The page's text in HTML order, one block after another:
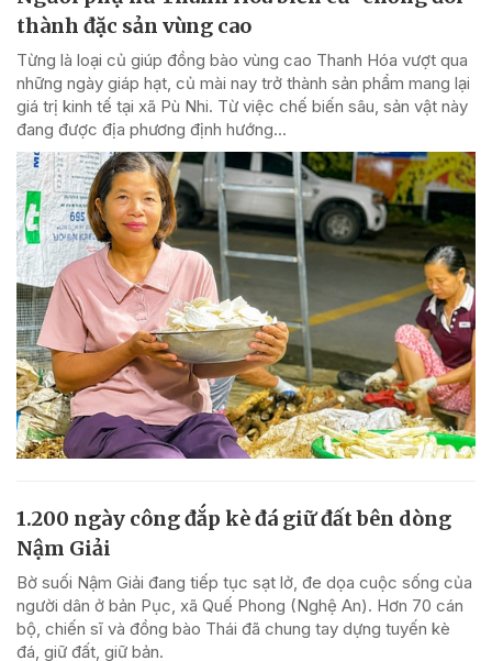
thành đặc sản vùng cao
Từng là loại củ giúp đồng bào vùng cao Thanh Hóa vượt qua
những ngày giáp hạt, củ mài nay trở thành sản phẩm mang lại
giá trị kinh tế tại xã Pù Nhi. Từ việc chế biến sâu, sản vật này
đang được địa phương định hướng...
1.200 ngày công đắp kè đá giữ đất bên dòng
Nậm Giải
Bờ suối Nậm Giải đang tiếp tục sạt lở, đe dọa cuộc sống của
người dân ở bản Pục, xã Quế Phong (Nghệ An). Hơn 70 cán
bộ, chiến sĩ và đồng bào Thái đã chung tay dựng tuyến kè
đá, giữ đất, giữ bản.